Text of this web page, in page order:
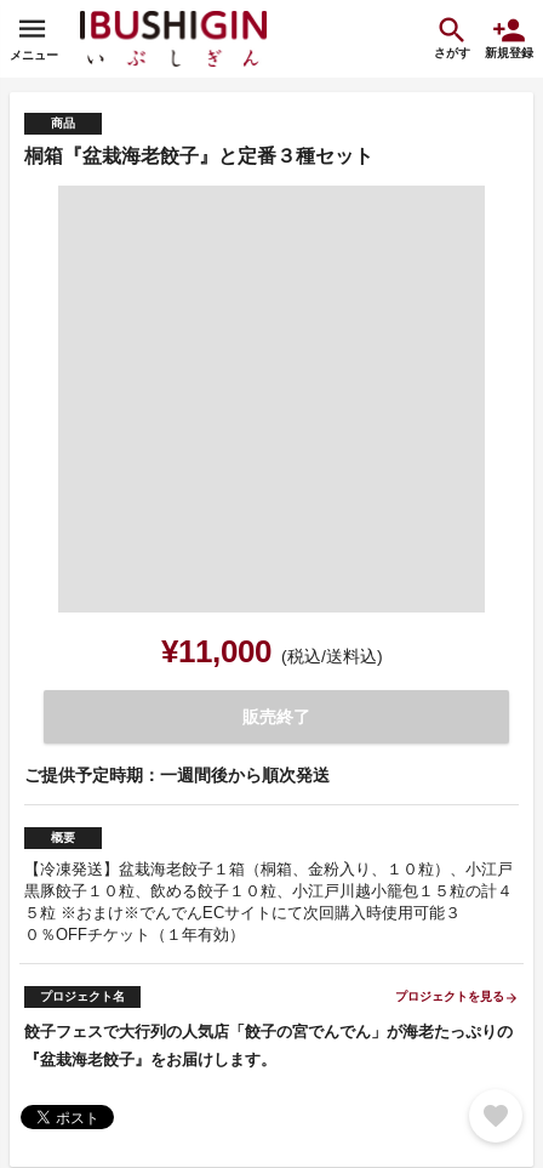
メニュー さがす 新規登録
商品
桐箱『盆栽海老餃子』と定番３種セット
¥11,000 (税込/送料込)
販売終了
ご提供予定時期：一週間後から順次発送
概要
【冷凍発送】盆栽海老餃子１箱（桐箱、金粉入り、１０粒）、小江戸
黒豚餃子１０粒、飲める餃子１０粒、小江戸川越小籠包１５粒の計４
５粒 ※おまけ※でんでんECサイトにて次回購入時使用可能３
０％OFFチケット（１年有効）
プロジェクト名 プロジェクトを見る arrow_forward
餃子フェスで大行列の人気店「餃子の宮でんでん」が海老たっぷりの
『盆栽海老餃子』をお届けします。
favorite